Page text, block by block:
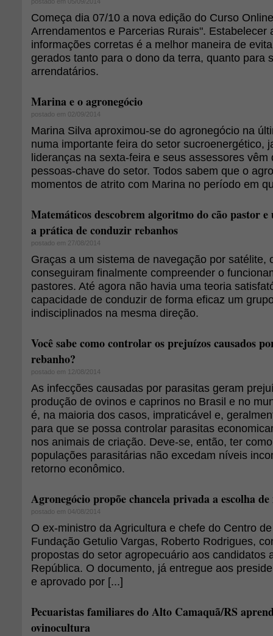
Começa dia 07/10 a nova edição do Curso
Arrendamentos e Parcerias Rurais". Estabelecer
informações corretas é a melhor maneira de
gerados tanto para o dono da terra, quanto para
arrendatários.
Marina e o agronegócio
postado em 02/09/2014
Marina Silva aproximou-se do agronegócio na
numa importante feira do setor sucroenergético,
lideranças na sexta-feira e seus assessores vêm
pessoas-chave do setor. Todos sabem que o
momentos de atrito com Marina no período em
Matemáticos descobrem algoritmo do cão pastor
a prática de conduzir rebanhos
postado em 27/08/2014
Graças a um sistema de navegação por satélite,
conseguiram finalmente compreender o
pastores. Até agora não havia uma teoria
capacidade de conduzir de forma eficaz um
indisciplinados na mesma direção.
Você sabe como controlar os prejuízos causados
rebanho?
postado em 12/08/2014
As infecções causadas por parasitas geram
produção de ovinos e caprinos no Brasil e no
é, na maioria dos casos, impraticável e,
para que se possa controlar parasitas
nos animais de criação. Deve-se, então, ter
populações parasitárias não excedam níveis
retorno econômico.
Agronegócio propõe chancela privada a escolha
postado em 04/08/2014
O ex-ministro da Agricultura e chefe do Centro
Fundação Getulio Vargas, Roberto Rodrigues,
propostas do setor agropecuário aos candidatos
República. O documento, já entregue aos
e aprovado por [...]
Pecuaristas familiares do Alto Camaquã/RS
ovinocultura